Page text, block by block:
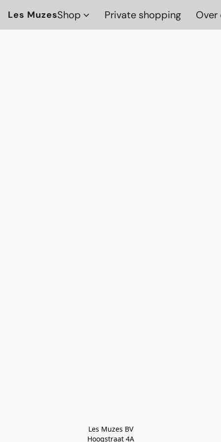
Les MuzesShop Private shopping Over
Les Muzes BV
Hoogstraat 4A